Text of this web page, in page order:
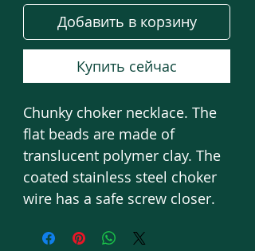
Добавить в корзину
Купить сейчас
Chunky choker necklace. The
flat beads are made of
translucent polymer clay. The
coated stainless steel choker
wire has a safe screw closer.